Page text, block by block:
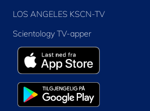
LOS ANGELES KSCN-TV
Scientology TV-apper